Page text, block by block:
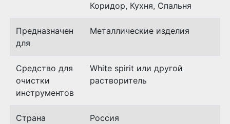
Коридор, Кухня, Спальня
Предназначен
для
Металлические изделия
Средство для
очистки
инструментов
White spirit или другой
растворитель
Страна
Россия